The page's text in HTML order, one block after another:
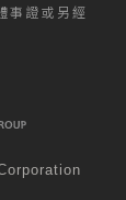
事證或另經